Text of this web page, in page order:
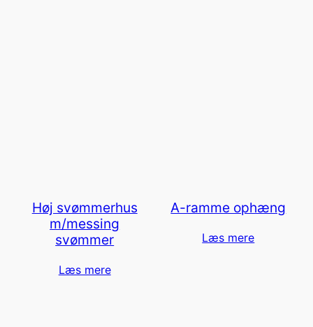
Høj svømmerhus
m/messing
svømmer
Læs mere
A-ramme ophæng
Læs mere